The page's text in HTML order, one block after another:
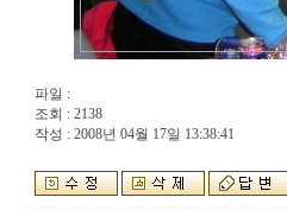
파일 :
조회 : 2138
작성 : 2008년 04월 17일 13:38:41